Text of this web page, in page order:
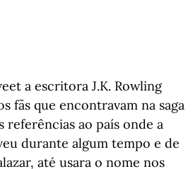
a escritora J.K. Rowling
fãs que encontravam na saga
ao país onde a
durante algum tempo e de
até usara o nome nos